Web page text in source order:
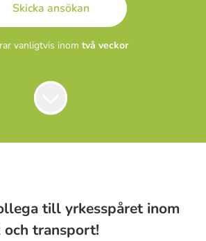
Skicka ansökan
vanligtvis inom två veckor
till yrkesspåret inom
transport!